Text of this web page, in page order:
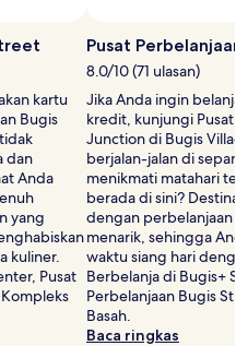
kartu
Bugis
dan
Anda
yang
kuliner.
Pusat
Pusat
8.0/10 (71 ulasan)
Jika Anda ingin
kredit, kunjungi Pusat
Junction di Bugis
berjalan-jalan di
menikmati matahari
berada di sini?
dengan perbelanjaan
menarik, sehingga
waktu siang hari
Berbelanja di Bugis+
Perbelanjaan Bugis
Basah.
Baca ringkas